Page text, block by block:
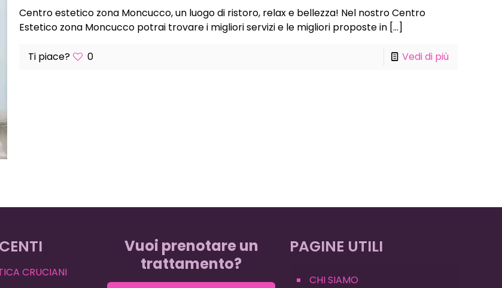
Centro estetico zona Moncucco, un luogo di ristoro, relax e bellezza! Nel nostro Centro
Estetico zona Moncucco potrai trovare i migliori servizi e le migliori proposte in[…]
Ti piace? 0 Vedi di più
CRUCIANI
Vuoi prenotare un
trattamento?
PAGINE UTILI
CHI SIAMO